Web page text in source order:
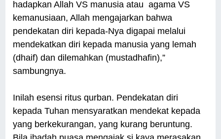
hadapkan Allah VS manusia atau agama VS
kemanusiaan, Allah mengajarkan bahwa
pendekatan diri kepada-Nya digapai melalui
mendekatkan diri kepada manusia yang lemah
(dhaif) dan dilemahkan (mustadhafin),”
sambungnya.
Inilah esensi ritus qurban. Pendekatan diri
kepada Tuhan mensyaratkan mendekat kepada
yang berkekurangan, yang kurang beruntung.